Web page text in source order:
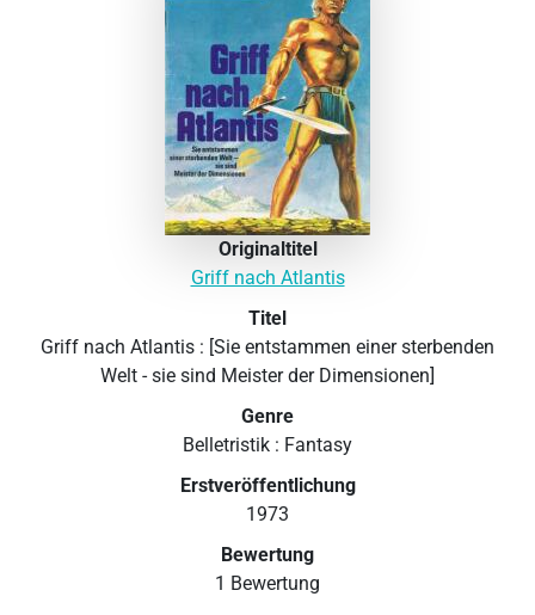
Originaltitel
Griff nach Atlantis
Titel
Griff nach Atlantis : [Sie entstammen einer sterbenden
Welt - sie sind Meister der Dimensionen]
Genre
Belletristik : Fantasy
Erstveröffentlichung
1973
Bewertung
1 Bewertung